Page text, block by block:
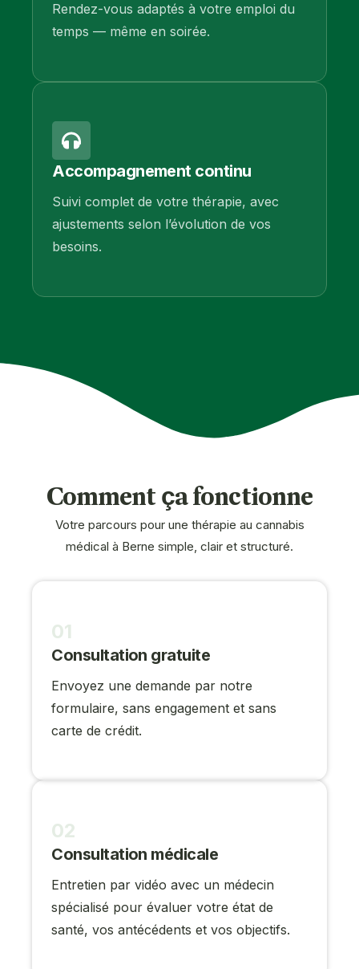
Rendez-vous adaptés à votre emploi du
temps — même en soirée.
Accompagnement continu
Suivi complet de votre thérapie, avec
ajustements selon l’évolution de vos
besoins.
Comment ça fonctionne
Votre parcours pour une thérapie au cannabis
médical à Berne simple, clair et structuré.
01
Consultation gratuite
Envoyez une demande par notre
formulaire, sans engagement et sans
carte de crédit.
02
Consultation médicale
Entretien par vidéo avec un médecin
spécialisé pour évaluer votre état de
santé, vos antécédents et vos objectifs.